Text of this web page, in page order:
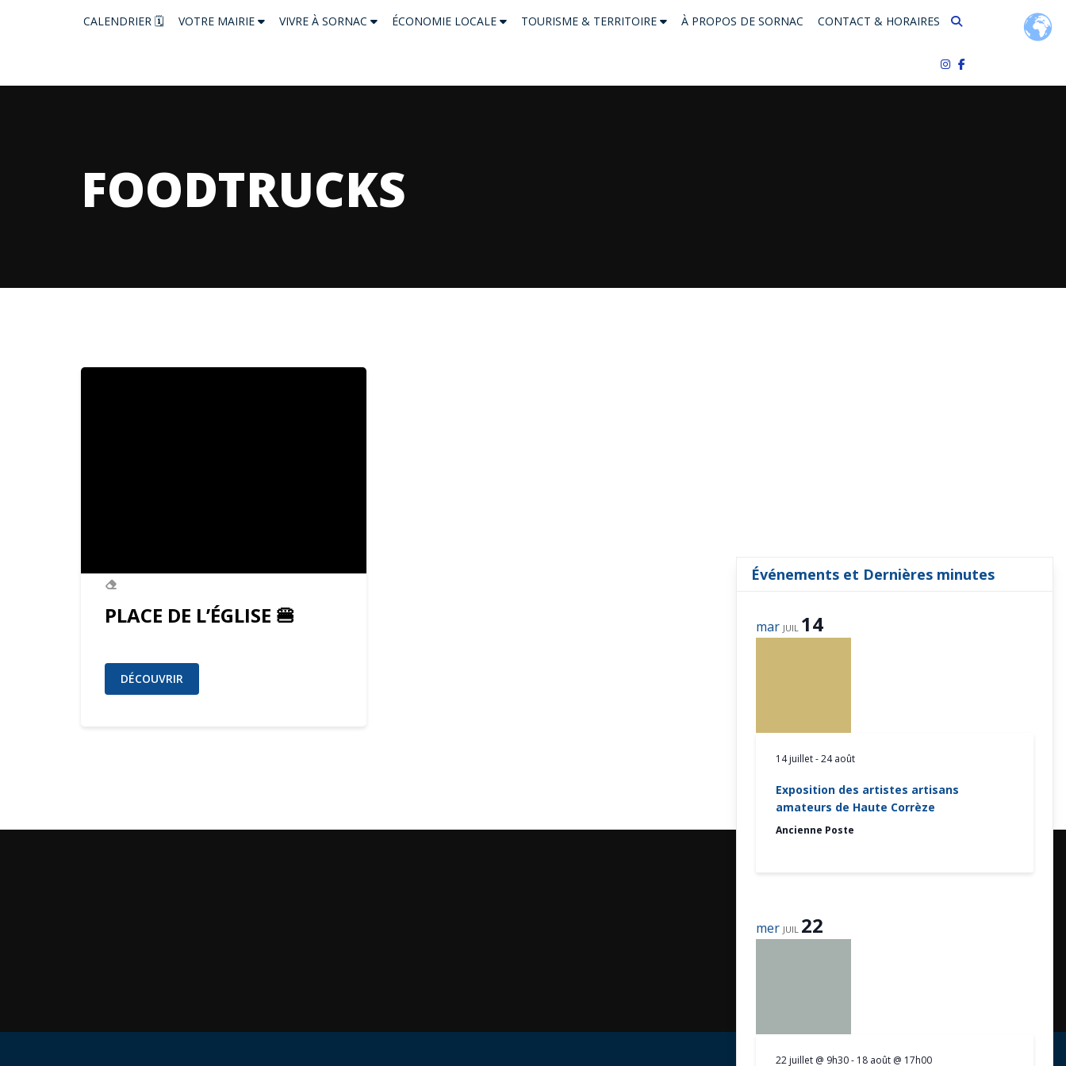
CALENDRIER 🗓 VOTRE MAIRIE VIVRE À SORNAC ÉCONOMIE LOCALE TOURISME & TERRITOIRE À PROPOS DE SORNAC CONTACT & HORAIRES
FOODTRUCKS
PLACE DE L’ÉGLISE 🍔
DÉCOUVRIR
Événements et Dernières minutes
mar JUIL 14
14 juillet-24 août
Exposition des artistes artisans
amateurs de Haute Corrèze
Ancienne Poste
mer JUIL 22
22 juillet @ 9h30- 18 août @ 17h00